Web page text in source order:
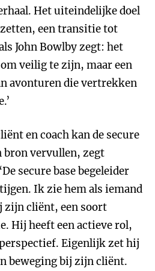
Het uiteindelijke doel
een transitie tot
John Bowlby zegt: het
veilig te zijn, maar een
avonturen die vertrekken
en coach kan de secure
bron vervullen, zegt
secure base begeleider
Ik zie hem als iemand
zijn cliënt, een soort
Hij heeft een actieve rol,
Eigenlijk zet hij
beweging bij zijn cliënt.